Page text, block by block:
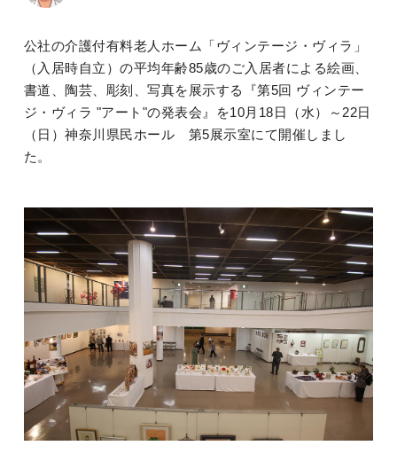
公社の介護付有料老人ホーム「ヴィンテージ・ヴィラ」
（入居時自立）の平均年齢85歳のご入居者による絵画、
書道、陶芸、彫刻、写真を展示する
『第5回 ヴィンテー
ジ・ヴィラ "アート"の発表会』を10月18日（水）～22日
（日）神奈川県民ホール 第5展示室にて開催しまし
た。